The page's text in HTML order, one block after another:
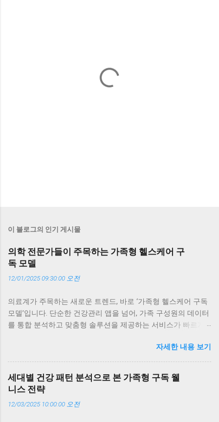
이 블로그의 인기 게시물
의학 전문가들이 주목하는 가족형 헬스케어 구
독 모델
12/01/2025 09:30:00 오전
의료계가 주목하는 새로운 트렌드, 바로 ‘가족형 헬스케어 구독
모델’입니다. 단순한 건강관리 앱을 넘어, 가족 구성원의 데이터
를 통합 분석하고 맞춤형 솔루션을 제공하는 서비스가 빠르게
주목하는지, 실제 의료 현장에서 어떤 변화를 만들어내고 있는
지, 그리고 가족 단위 구독이 개인 건강관리보다 더 효과적인 이
유를 구체적인 사례와 함께 살펴봅니다. 의료계가 주목하는 이
유, ‘지속성과 데이터’ 의학 전문가들이 가족형 헬스케어 구독 모
델에 주목하는 가장 큰 이유는 ‘지속성’과 ‘데이터의 정밀도’입니
다. 기존의 건강관리는 일회성 검진에 의존했지만, 구독형 모델
자세한 내용 보기
세대별 건강 패턴 분석으로 본 가족형 구독 웰
니스 전략
12/03/2025 10:00:00 오전